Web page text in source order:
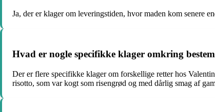
Ja, der er klager om leveringstiden, hvor maden kom senere
Hvad er nogle specifikke klager omkring
Der er flere specifikke klager om forskellige retter hos
risotto, som var kogt som risengrød og med dårlig smag af